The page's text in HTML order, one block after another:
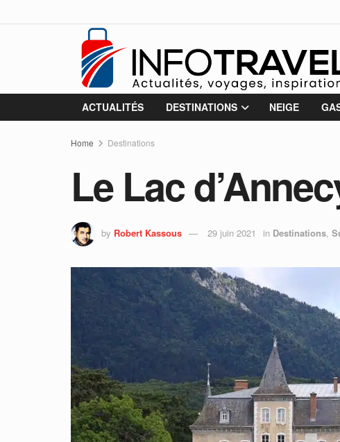
ACTUALITÉS DESTINATIONS NEIGE
Home Destinations
Le Lac
by Robert Kassous 29 juin 2021 in Destinations,